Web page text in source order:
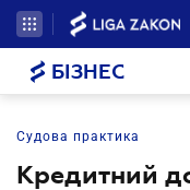
БІЗНЕС
Судова практика
Кредитний